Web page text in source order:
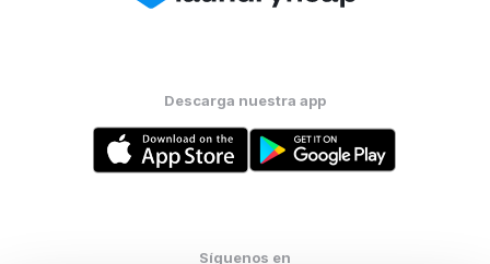
Descarga nuestra app
Síguenos en